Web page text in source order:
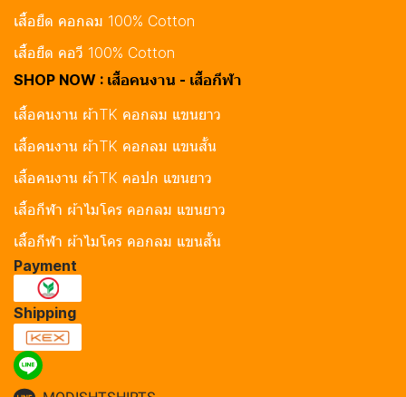
เสื้อยืด คอกลม 100% Cotton
เสื้อยืด คอวี 100% Cotton
SHOP NOW : เสื้อคนงาน - เสื้อกีฬา
เสื้อคนงาน ผ้าTK คอกลม แขนยาว
เสื้อคนงาน ผ้าTK คอกลม แขนสั้น
เสื้อคนงาน ผ้าTK คอปก แขนยาว
เสื้อกีฬา ผ้าไมโคร คอกลม แขนยาว
เสื้อกีฬา ผ้าไมโคร คอกลม แขนสั้น
Payment
Shipping